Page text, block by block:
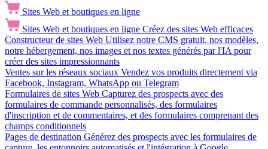
Sites Web et boutiques en ligne
Sites Web et boutiques en ligne Créez des sites Web efficaces
Constructeur de sites Web Utilisez notre CMS gratuit, nos modèles,
notre hébergement, nos images et nos textes générés par l'IA pour
créer des sites impressionnants
Ventes sur les réseaux sociaux Vendez vos produits directement via
Facebook, Instagram, WhatsApp ou Telegram
Formulaires de sites Web Capturez des prospects avec des
formulaires de commande personnalisés, des formulaires
d'inscription et de commentaires, et des formulaires comprenant des
champs conditionnels
Pages de destination Générez des prospects avec les formulaires de